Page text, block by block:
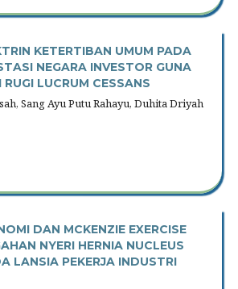
KETERTIBAN UMUM PADA
NEGARA INVESTOR GUNA
LUCRUM CESSANS
Sang Ayu Putu Rahayu, Duhita Driyah
DAN MCKENZIE EXERCISE
NYERI HERNIA NUCLEUS
LANSIA PEKERJA INDUSTRI